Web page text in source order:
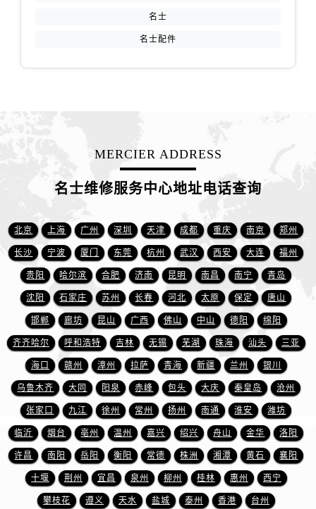
安徽省宿州市埇桥区人民中路名士售后服务中心（需提前预约）
福建省三明市三元区东乾二路名士售后服务中心（需提前预约）
福建省漳州市龙文区步港路名士售后服务中心（需提前预约）
江苏省常州市新北区龙锦路1590号现代传媒中心5号楼10层1008室名士售后服务中心（需提前预约）
江苏省淮安市清江浦区淮海北路名士售后服务中心（需提前预约）
江苏省连云港市海州区通灌北路名士售后服务中心（需提前预约）
江苏省南京市秦淮区中山南路1号南京中心22层22-C1-C3室名士售后服务中心（需提前预约）
江苏省宿迁市宿城区西湖路名士售后服务中心（需提前预约）
江苏省泰州市海陵区永定东路399号置地商务中心东塔（华润万象城）17层1706室名士售后服务中心（需提前预约）
江苏省徐州市鼓楼区淮海东路29号苏宁广场IFC国际金融中心35层3508室名士售后服务中心（需提前预约）
江苏省盐城市盐都区世纪大道5号盐城金融城写字楼1号楼16层1604室名士售后服务中心（需提前预约）
江苏省扬州市邗江区国展路29号星耀天地写字楼1号楼18层1803室名士售后服务中心（需提前预约）
江苏省镇江市京口区中山东路名士售后服务中心（需提前预约）
江西省抚州市临川区赣东大道名士售后服务中心（需提前预约）
江西省赣州市章贡区文清路名士售后服务中心（需提前预约）
名士
名士配件
MERCIER ADDRESS
名士维修服务中心地址电话查询
北京 上海 广州 深圳 天津 成都 重庆 南京 郑州
长沙 宁波 厦门 东莞 杭州 武汉 西安 大连 福州
贵阳 哈尔滨 合肥 济南 昆明 南昌 南宁 青岛
沈阳 石家庄 苏州 长春 河北 太原 保定 唐山
邯郸 廊坊 昆山 广西 佛山 中山 德阳 绵阳
齐齐哈尔 呼和浩特 吉林 无锡 芜湖 珠海 汕头 三亚
海口 赣州 漳州 拉萨 青海 新疆 兰州 银川
乌鲁木齐 大同 阳泉 赤峰 包头 大庆 秦皇岛 沧州
张家口 九江 徐州 常州 扬州 南通 淮安 潍坊
临沂 烟台 亳州 温州 嘉兴 绍兴 舟山 金华 洛阳
许昌 南阳 岳阳 衡阳 常德 株洲 湘潭 黄石 襄阳
十堰 荆州 宜昌 泉州 柳州 桂林 惠州 西宁
攀枝花 遵义 天水 盐城 泰州 香港 台州